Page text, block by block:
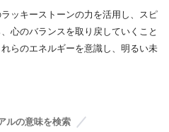
ッキーストーンの力を活用し、スピ
心のバランスを取り戻していくこと
らのエネルギーを意識し、明るい未
ルの意味を検索